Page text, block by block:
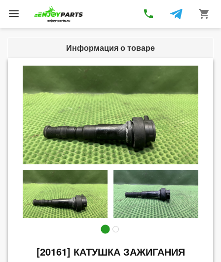
Toggle
navigation
phone shopping_cart
Информация о товаре
[20161] КАТУШКА ЗАЖИГАНИЯ